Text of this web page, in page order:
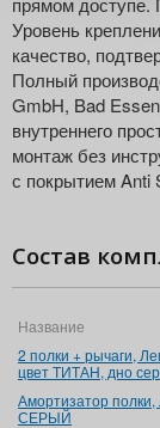
Уровень
качество,
Полный
GmbH, Bad
внутреннего
монтаж без
с покрытием Anti
Состав
Название
2 полки + рычаги,
цвет ТИТАН, дно
Амортизатор
СЕРЫЙ